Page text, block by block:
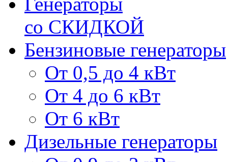
со СКИДКОЙ
Бензиновые генераторы
От 0,5 до 4 кВт
От 4 до 6 кВт
От 6 кВт
Дизельные генераторы